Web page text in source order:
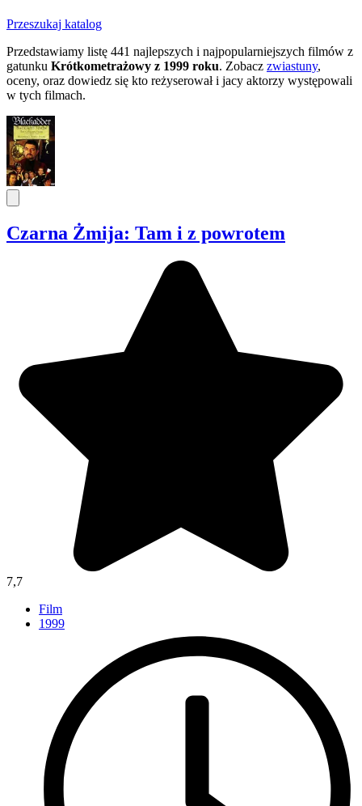
Przeszukaj katalog
Przedstawiamy listę 441 najlepszych i najpopularniejszych filmów z
gatunku Krótkometrażowy z 1999 roku. Zobacz zwiastuny,
oceny, oraz dowiedz się kto reżyserował i jacy aktorzy występowali
w tych filmach.
Czarna Żmija: Tam i z powrotem
7,7
Film
1999